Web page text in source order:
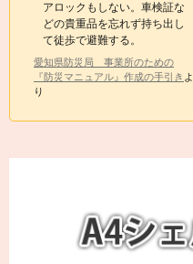
アロックもしない。車検証な
どの貴重品を忘れず持ち出し
て徒歩で避難する。
愛知県防災局 事業所のための
『防災マニュアル』作成の手引き よ
り